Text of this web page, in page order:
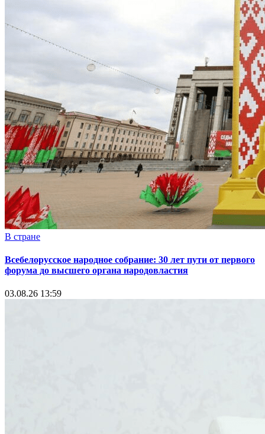
В стране
Всебелорусское народное собрание: 30 лет пути от первого
форума до высшего органа народовластия
03.08.26 13:59